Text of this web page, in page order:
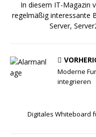
In diesem IT-Magazin
regelmäßig interessante
Server,
Moderne
integrieren
Digitales Whiteboard